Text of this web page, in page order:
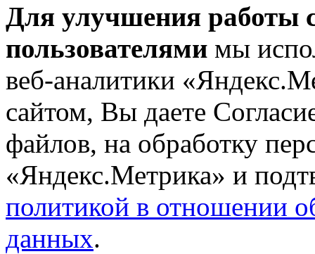
Для улучшения работы
пользователями мы
веб-аналитики
сайтом, Вы даете
файлов, на обработку
«Яндекс.Метрика» и
политикой в отношении
данных.